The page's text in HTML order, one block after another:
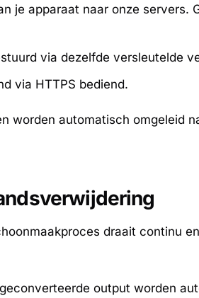
apparaat naar onze servers.
via dezelfde versleutelde
via HTTPS bediend.
worden automatisch omgeleid
draait continu
output worden